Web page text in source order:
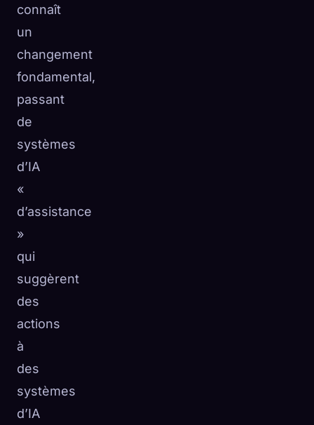
connaît
un
changement
fondamental,
passant
de
systèmes
d’IA
«
d’assistance
»
qui
suggèrent
des
actions
à
des
systèmes
d’IA
☁️Sauvegardez votre collection sur tous les appareils
0